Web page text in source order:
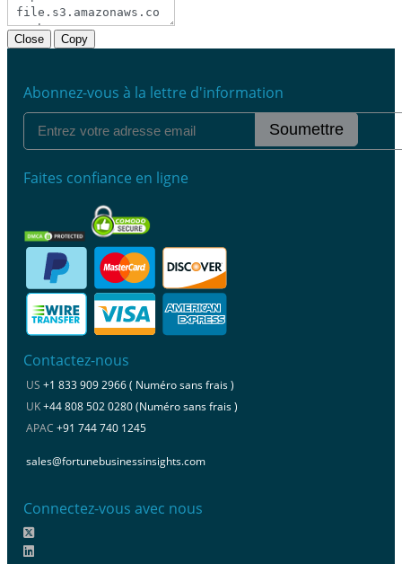
Close Copy
Abonnez-vous à la lettre d'information
Soumettre
Faites confiance en ligne
Contactez-nous
US +1 833 909 2966 ( Numéro sans frais )
UK+44 808 502 0280 (Numéro sans frais )
APAC +91 744 740 1245
sales@fortunebusinessinsights.com
Connectez-vous avec nous